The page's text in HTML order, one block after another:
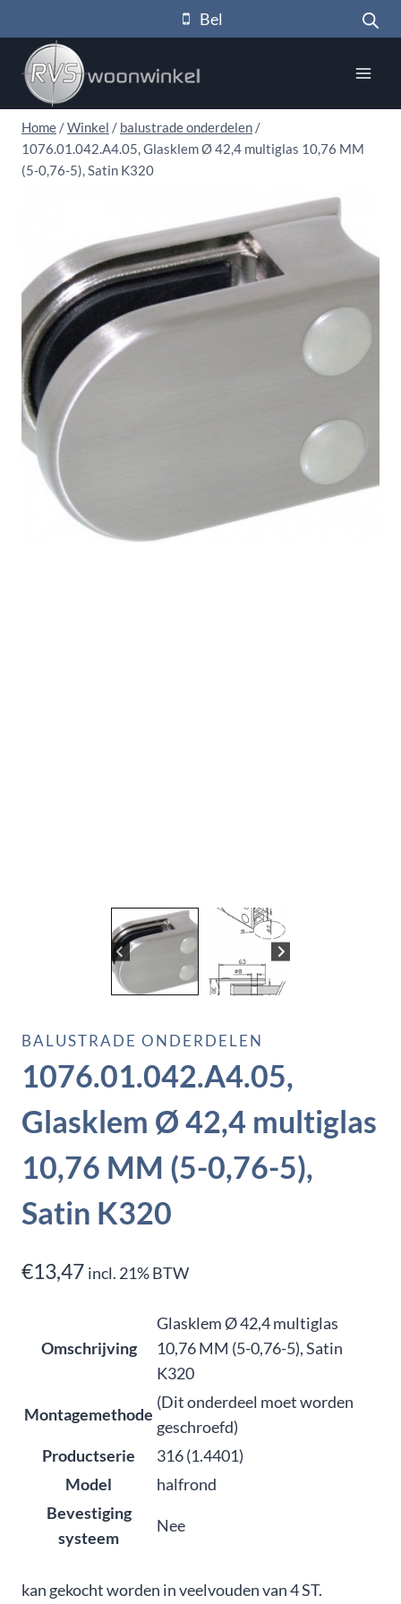
naar
inhoud
Bel
Home /Winkel / balustrade onderdelen /
1076.01.042.A4.05, Glasklem Ø 42,4 multiglas 10,76 MM
(5-0,76-5), Satin K320
BALUSTRADE ONDERDELEN
1076.01.042.A4.05,
Glasklem Ø 42,4 multiglas
10,76 MM (5-0,76-5),
Satin K320
€13,47 incl. 21% BTW
Omschrijving
Glasklem Ø 42,4 multiglas
10,76 MM (5-0,76-5), Satin
K320
Montagemethode
(Dit onderdeel moet worden
geschroefd)
Productserie
316 (1.4401)
Model
halfrond
Bevestiging
systeem
Nee
kan gekocht worden in veelvouden van 4 ST.